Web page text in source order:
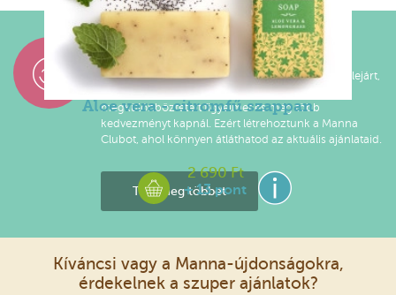
Aloe vera - citromfű szappan
2 690 Ft
+ 13 pont
Díjazzuk a hűséged!
A százalékokban számított kedvezmények ideje lejárt,
mert szeretnénk, ha Manna Club tagként
megkülönböztetett figyelmet és még több
kedvezményt kapnál. Ezért létrehoztunk a Manna
Clubot, ahol könnyen átláthatod az aktuális ajánlataid.
Tudj meg többet
Kíváncsi vagy a Manna-újdonságokra,
érdekelnek a szuper ajánlatok?